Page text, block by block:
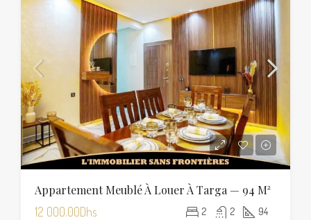
Appartement Meublé À Louer À Targa — 94 M²
12 000.00Dhs 2 2 94